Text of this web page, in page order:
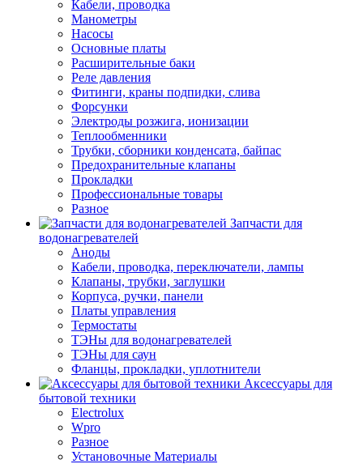
Кабели, проводка
Манометры
Насосы
Основные платы
Расширительные баки
Реле давления
Фитинги, краны подпидки, слива
Форсунки
Электроды розжига, ионизации
Теплообменники
Трубки, сборники конденсата, байпас
Предохранительные клапаны
Прокладки
Профессиональные товары
Разное
Запчасти для
водонагревателей
Аноды
Кабели, проводка, переключатели, лампы
Клапаны, трубки, заглушки
Корпуса, ручки, панели
Платы управления
Термостаты
ТЭНы для водонагревателей
ТЭНы для саун
Фланцы, прокладки, уплотнители
Аксессуары для
бытовой техники
Electrolux
Wpro
Разное
Установочные Материалы